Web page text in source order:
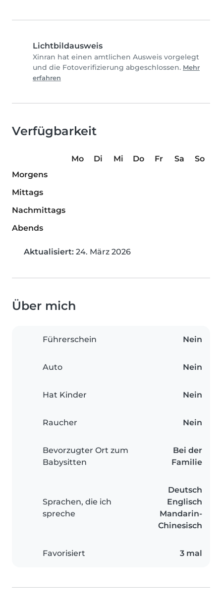
Lichtbildausweis
Xinran hat einen amtlichen Ausweis vorgelegt
und die Fotoverifizierung abgeschlossen. Mehr
erfahren
Verfügbarkeit
Mo Di Mi Do Fr Sa
So
Morgens
Mittags
Nachmittags
Abends
Aktualisiert: 24. März 2026
Über mich
Führerschein Nein
Auto Nein
Hat Kinder Nein
Raucher Nein
Bevorzugter Ort zum
Babysitten
Bei der
Familie
Sprachen, die ich
spreche
Deutsch
Englisch
Mandarin-
Chinesisch
Favorisiert 3 mal